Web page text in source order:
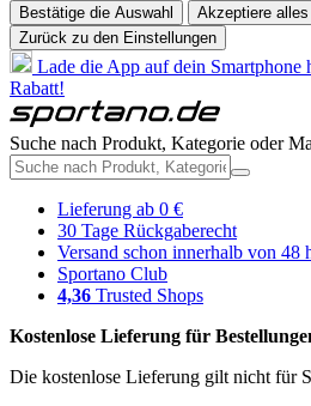
Bestätige die Auswahl
Akzeptiere alles
Zurück zu den Einstellungen
Lade die App auf dein Smartphone
Rabatt!
Suche nach Produkt, Kategorie oder
Lieferung ab 0 €
30 Tage Rückgaberecht
Versand schon innerhalb von 48
Sportano Club
4,36 Trusted Shops
Kostenlose Lieferung für
Die kostenlose Lieferung gilt nicht für